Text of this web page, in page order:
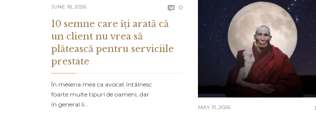
JUNE 18, 2026  0 Comments
10 semne care îți arată că
un client nu vrea să
plătească pentru serviciile
prestate
În meseria mea ca avocat întâlnesc
foarte multe tipuri de oameni, dar
în general îi…
MAY 31, 2026